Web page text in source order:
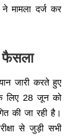
मामला दर्ज कर
फैसला
जारी करते हुए
के लिए 28 जून को
की जा रही है।
से जुड़ी सभी